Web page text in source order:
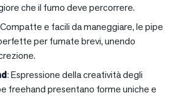
che il fumo deve percorrere.
e facili da maneggiare, le pipe
per fumate brevi, unendo
: Espressione della creatività degli
freehand presentano forme uniche e